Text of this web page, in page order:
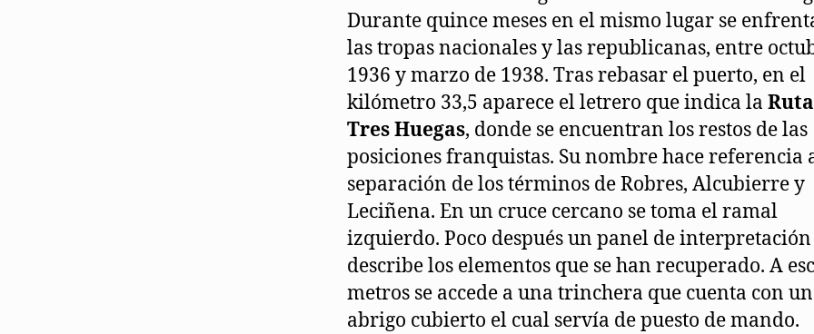
Durante quince meses en el mismo lugar se
las tropas nacionales y las republicanas, entre
1936 y marzo de 1938. Tras rebasar el puerto, en el
kilómetro 33,5 aparece el letrero que indica la
Tres Huegas, donde se encuentran los restos de las
posiciones franquistas. Su nombre hace referencia
separación de los términos de Robres, Alcubierre y
Leciñena. En un cruce cercano se toma el ramal
izquierdo. Poco después un panel de interpretación
describe los elementos que se han recuperado. A
metros se accede a una trinchera que cuenta con un
abrigo cubierto el cual servía de puesto de mando.